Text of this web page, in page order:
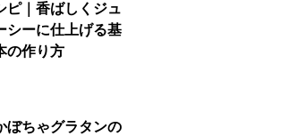
ピ｜香ばしくジュ
シーに仕上げる基
の作り方
ぼちゃグラタンの